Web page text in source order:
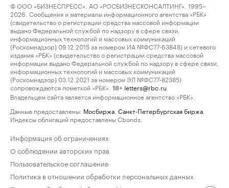
© ООО «БИЗНЕСПРЕСС», АО «РОСБИЗНЕСКОНСАЛТИНГ», 1995–
2026. Сообщения и материалы информационного агентства «РБК»
(свидетельство о регистрации средства массовой информации
выдано Федеральной службой по надзору в сфере связи,
информационных технологий и массовых коммуникаций
(Роскомнадзор) 09.12.2015 за номером ИА №ФС77-63848) и сетевого
издания «РБК» (свидетельство о регистрации средства массовой
информации выдано Федеральной службой по надзору в сфере связи,
информационных технологий и массовых коммуникаций
(Роскомнадзор) 03.12.2021 за номером ЭЛ №ФС77-82385)
сопровождаются пометкой «РБК».
18+ letters@rbc.ru
Владельцем сайта является информационное агентство «РБК».
Данные предоставлены: Мосбиржа Санкт-Петербургская биржа
Индексы облигаций предоставлены Cbonds.
Информация об ограничениях
О соблюдении авторских прав
Пользовательское соглашение
Политика в отношении обработки персональных данных